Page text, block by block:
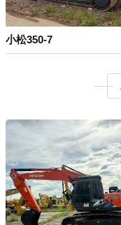
小松350-7